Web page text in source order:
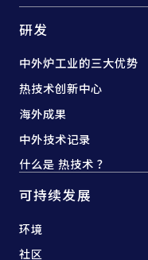
研发
中外炉工业的三大优势
热技术创新中心
海外成果
中外技术记录
什么是 热技术 ？
可持续发展
环境
社区